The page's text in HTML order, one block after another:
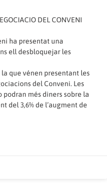
DEL CONVENI
ha presentat una
ell desbloquejar les
que vénen presentant les
del Conveni. Les
més diners sobre la
del 3,6% de l’augment de